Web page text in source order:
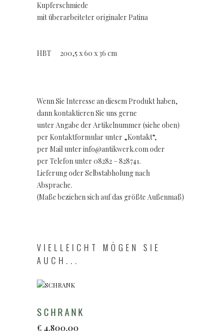
Kupferschmiede
mit überarbeiteter originaler Patina
HBT 200,5 x 60 x 36 cm
Wenn Sie Interesse an diesem Produkt haben,
dann kontaktieren Sie uns gerne
unter Angabe der Artikelnummer (siehe oben)
per Kontaktformular unter „Kontakt“,
per Mail unter info@antikwerk.com oder
per Telefon unter 08282 – 828741.
Lieferung oder Selbstabholung nach
Absprache.
(Maße beziehen sich auf das größte Außenmaß)
VIELLEICHT MÖGEN SIE
AUCH...
SCHRANK
€ 4.800,00